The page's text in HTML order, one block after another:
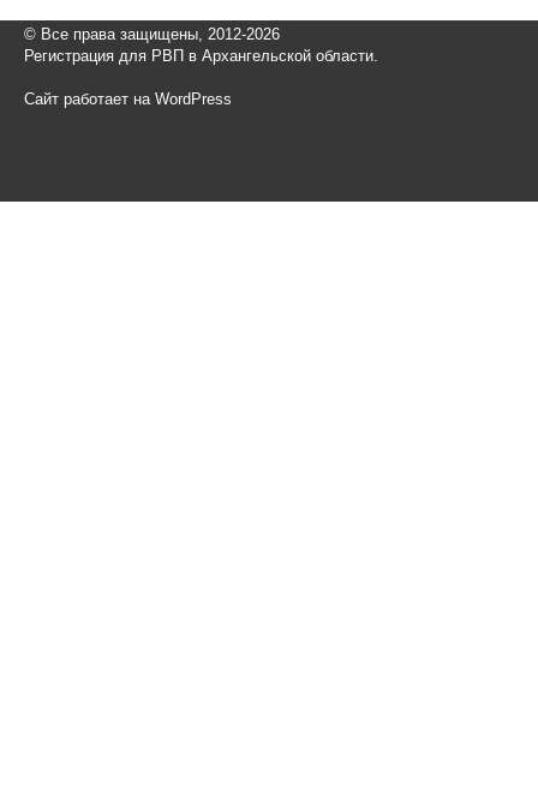
© Все права защищены, 2012-2026
Регистрация для РВП в Архангельской области.
Сайт работает на WordPress